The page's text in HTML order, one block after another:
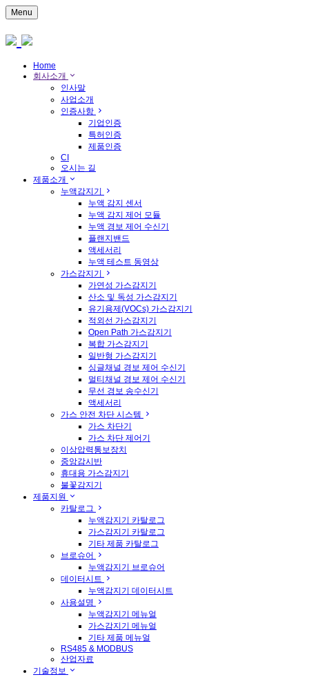
Menu
Home
회사소개
인사말
사업소개
인증사항
기업인증
특허인증
제품인증
CI
오시는 길
제품소개
누액감지기
누액 감지 센서
누액 감지 제어 모듈
누액 경보 제어 수신기
플랜지밴드
액세서리
누액 테스트 동영상
가스감지기
가연성 가스감지기
산소 및 독성 가스감지기
유기용제(VOCs) 가스감지기
적외선 가스감지기
Open Path 가스감지기
복합 가스감지기
일반형 가스감지기
싱글채널 경보 제어 수신기
멀티채널 경보 제어 수신기
무선 경보 송수신기
액세서리
가스 안전 차단 시스템
가스 차단기
가스 차단 제어기
이상압력통보장치
중앙감시반
휴대용 가스감지기
불꽃감지기
제품지원
카탈로그
누액감지기 카탈로그
가스감지기 카탈로그
기타 제품 카탈로그
브로슈어
누액감지기 브로슈어
데이터시트
누액감지기 데이터시트
사용설명
누액감지기 메뉴얼
가스감지기 메뉴얼
기타 제품 메뉴얼
RS485 & MODBUS
산업자료
기술정보